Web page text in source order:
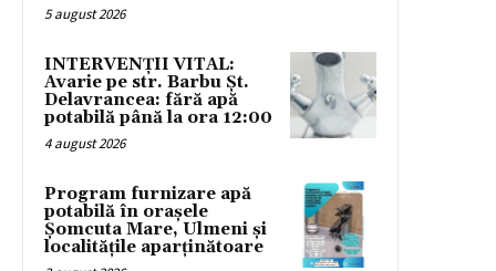
5 august 2026
INTERVENȚII VITAL:
Avarie pe str. Barbu Șt.
Delavrancea: fără apă
potabilă până la ora 12:00
4 august 2026
Program furnizare apă
potabilă în orașele
Șomcuta Mare, Ulmeni și
localitățile aparținătoare